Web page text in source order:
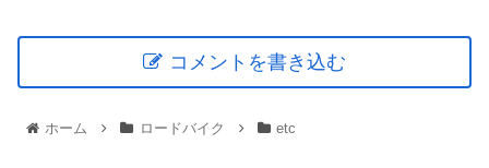
コメントを書き込む
ホーム ロードバイク etc